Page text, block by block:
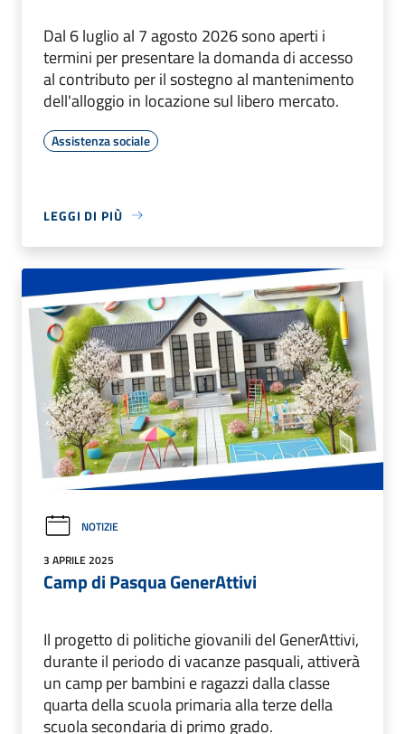
Dal 6 luglio al 7 agosto 2026 sono aperti i
termini per presentare la domanda di accesso
al contributo per il sostegno al mantenimento
dell'alloggio in locazione sul libero mercato.
Assistenza sociale
LEGGI DI PIÙ
NOTIZIE
3 APRILE 2025
Camp di Pasqua GenerAttivi
Il progetto di politiche giovanili del GenerAttivi,
durante il periodo di vacanze pasquali, attiverà
un camp per bambini e ragazzi dalla classe
quarta della scuola primaria alla terze della
scuola secondaria di primo grado.